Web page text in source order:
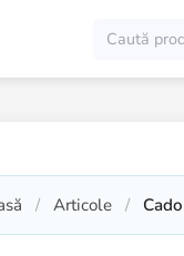
Articole